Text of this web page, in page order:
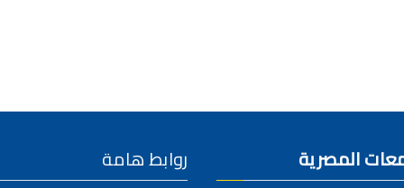
روابط هامة المصرية